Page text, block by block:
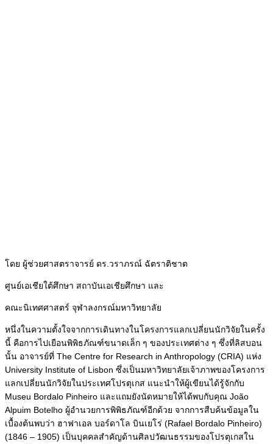
โดย ผู้ช่วยศาสตราจารย์ ดร.วราภรณ์ ฉัตราติชาต
ศูนย์เอเชียใต้ศึกษา สถาบันเอเชียศึกษา และ
คณะนิเทศศาสตร์ จุฬาลงกรณ์มหาวิทยาลัย
หนึ่งในความตั้งใจจากการเดินทางในโครงการแลกเปลี่ยนนักวิจัยในครั้ง
นี้ คือการไปเยือนพิพิธภัณฑ์ขนาดเล็ก ๆ ของประเทศต่าง ๆ ซึ่งที่ลิสบอน
นั้น อาจารย์ที่ The Centre for Research in Anthropology (CRIA) แห่ง
University Institute of Lisbon ซึ่งเป็นมหาวิทยาลัยเจ้าภาพของโครงการ
แลกเปลี่ยนนักวิจัยในประเทศโปรตุเกส แนะนำให้ผู้เขียนได้รู้จักกับ
Museu Bordalo Pinheiro และแถมยังนัดหมายให้ได้พบกับคุณ João
Alpuim Botelho ผู้อำนวยการพิพิธภัณฑ์อีกด้วย จากการสืบค้นข้อมูลใน
เบื้องต้นพบว่า ฮาฟาเอล บอร์ดาโล บินเยโร่ (Rafael Bordalo Pinheiro)
(1846 – 1905) เป็นบุคคลสำคัญด้านศิลปวัฒนธรรมของโปรตุเกสใน